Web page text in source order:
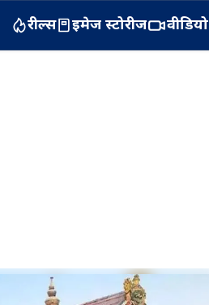
रील्स इमेज स्टोरीज वीडियो